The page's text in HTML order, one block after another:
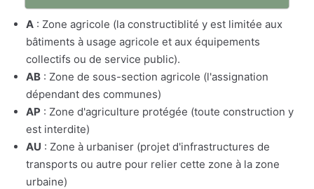
A : Zone agricole (la constructiblité y est limitée aux
bâtiments à usage agricole et aux équipements
collectifs ou de service public).
AB : Zone de sous-section agricole (l'assignation
dépendant des communes)
AP : Zone d'agriculture protégée (toute construction y
est interdite)
AU : Zone à urbaniser (projet d'infrastructures de
transports ou autre pour relier cette zone à la zone
urbaine)